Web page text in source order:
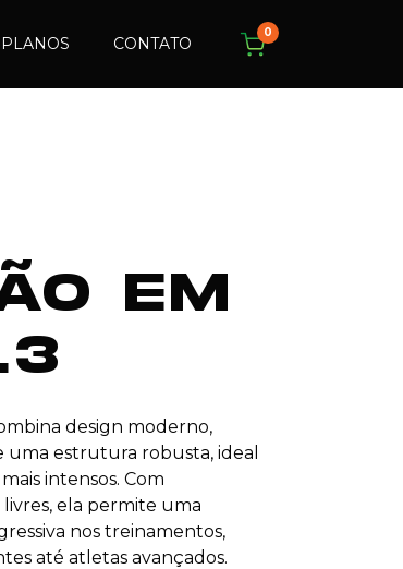
PLANOS CONTATO
0
EM
design moderno,
uma estrutura robusta, ideal
intensos. Com
ela permite uma
nos treinamentos,
até atletas avançados.